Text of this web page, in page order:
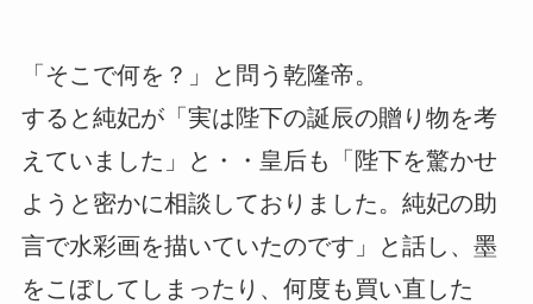
「そこで何を？」と問う乾隆帝。
すると純妃が「実は陛下の誕辰の贈り物を考
えていました」と・・皇后も「陛下を驚かせ
ようと密かに相談しておりました。純妃の助
言で水彩画を描いていたのです」と話し、墨
をこぼしてしまったり、何度も買い直した